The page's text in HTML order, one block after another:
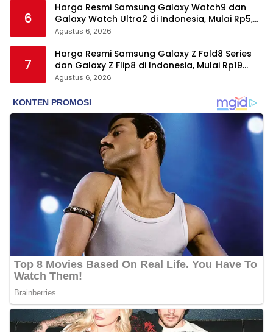
6
Harga Resmi Samsung Galaxy Watch9 dan
Galaxy Watch Ultra2 di Indonesia, Mulai Rp5,9
Jutaan
Agustus 6, 2026
7
Harga Resmi Samsung Galaxy Z Fold8 Series
dan Galaxy Z Flip8 di Indonesia, Mulai Rp19
Jutaan
Agustus 6, 2026